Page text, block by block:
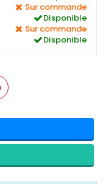
Sur commande
Disponible
Sur commande
Disponible